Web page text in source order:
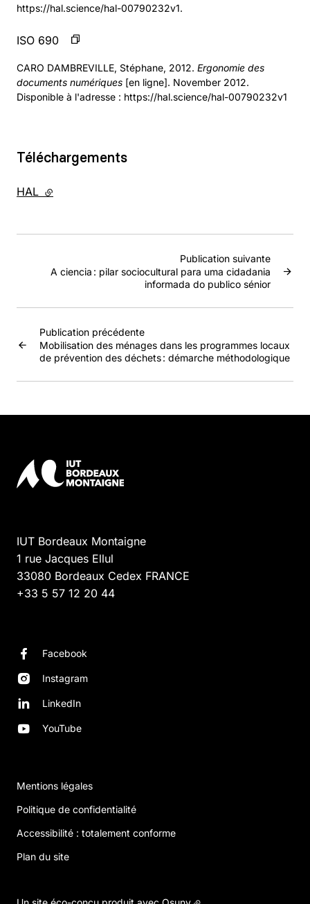
https://hal.science/hal-00790232v1.
ISO 690
CARO DAMBREVILLE, Stéphane, 2012. Ergonomie des
documents numériques [en ligne]. November 2012.
Disponible à l'adresse : https://hal.science/hal-00790232v1
Téléchargements
HAL - lien externe
Publication précédente
Mobilisation des ménages dans les programmes locaux
de prévention des déchets : démarche méthodologique
Publication suivante
A ciencia : pilar sociocultural para uma cidadania
informada do publico sénior
IUT Bordeaux Montaigne
1 rue Jacques Ellul
33080 Bordeaux Cedex FRANCE
+33 5 57 12 20 44
Facebook
Instagram
LinkedIn
YouTube
Mentions légales
Politique de confidentialité
Accessibilité : totalement conforme
Plan du site